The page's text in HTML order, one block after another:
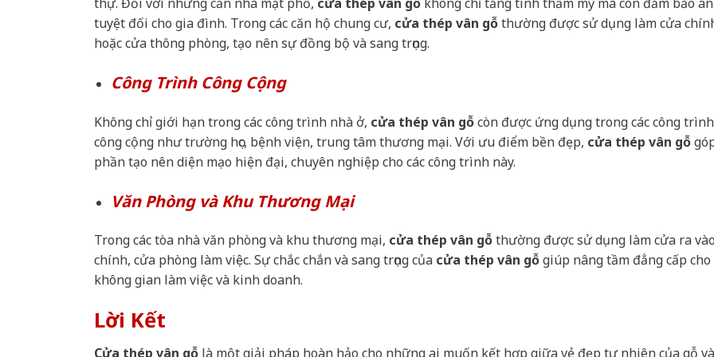
tuyệt đối cho gia đình. Trong các căn hộ chung cư, cửa thép vân gỗthường được sử dụng làm cửa
hoặc cửa thông phòng, tạo nên sự đồng bộ và sang trọng.
Công Trình Công Cộng
Không chỉ giới hạn trong các công trình nhà ở, cửa thép vân gỗcòn được ứng dụng trong các công trình
công cộng như trường học, bệnh viện, trung tâm thương mại. Với ưu điểm bền đẹp, cửa thép vân gỗ
phần tạo nên diện mạo hiện đại, chuyên nghiệp cho các công trình này.
Văn Phòng và Khu Thương Mại
Trong các tòa nhà văn phòng và khu thương mại, cửa thép vân gỗthường được sử dụng làm cửa ra
chính, cửa phòng làm việc. Sự chắc chắn và sang trọng của cửa thép vân gỗgiúp nâng tầm đẳng cấp cho
không gian làm việc và kinh doanh.
Lời Kết
Cửa thép vân gỗ là một giải pháp hoàn hảo cho những ai muốn kết hợp giữa vẻ đẹp tự nhiên của gỗ